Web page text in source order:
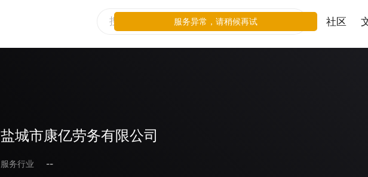
社区
盐城市康亿劳务有限公司
服务行业
--
服务异常，请稍候再试